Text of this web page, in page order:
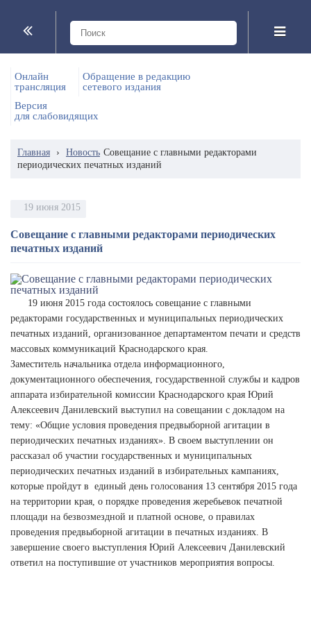
Онлайн
трансляция
Обращение в редакцию
сетевого издания
Версия
для слабовидящих
Главная › Новость Совещание с главными редакторами
периодических печатных изданий
19 июня 2015
Совещание с главными редакторами периодических
печатных изданий
19 июня 2015 года состоялось совещание с главными
редакторами государственных и муниципальных периодических
печатных изданий, организованное департаментом печати и средств
массовых коммуникаций Краснодарского края.
Заместитель начальника отдела информационного,
документационного обеспечения, государственной службы и кадров
аппарата избирательной комиссии Краснодарского края Юрий
Алексеевич Данилевский выступил на совещании с докладом на
тему: «Общие условия проведения предвыборной агитации в
периодических печатных изданиях». В своем выступлении он
рассказал об участии государственных и муниципальных
периодических печатных изданий в избирательных кампаниях,
которые пройдут в единый день голосования 13 сентября 2015 года
на территории края, о порядке проведения жеребьевок печатной
площади на безвозмездной и платной основе, о правилах
проведения предвыборной агитации в печатных изданиях. В
завершение своего выступления Юрий Алексеевич Данилевский
ответил на поступившие от участников мероприятия вопросы.